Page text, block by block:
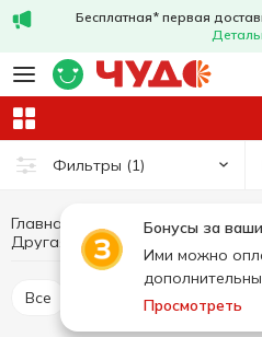
Бесплатная* первая
Фильтры (1)
Бонусы за
Ими можно
Просмотреть
Главная Консервы Рыбная
Другая консервированная рыба
Все Печень трески